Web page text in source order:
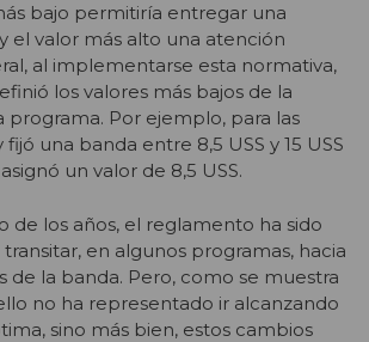
bajo permitiría entregar una
el valor más alto una atención
al implementarse esta normativa,
los valores más bajos de la
programa. Por ejemplo, para las
fijó una banda entre 8,5 USS y 15 USS
un valor de 8,5 USS.
de los años, el reglamento ha sido
en algunos programas, hacia
de la banda. Pero, como se muestra
no ha representado ir alcanzando
sino más bien, estos cambios